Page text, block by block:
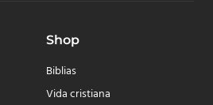
Shop
Biblias
Vida cristiana